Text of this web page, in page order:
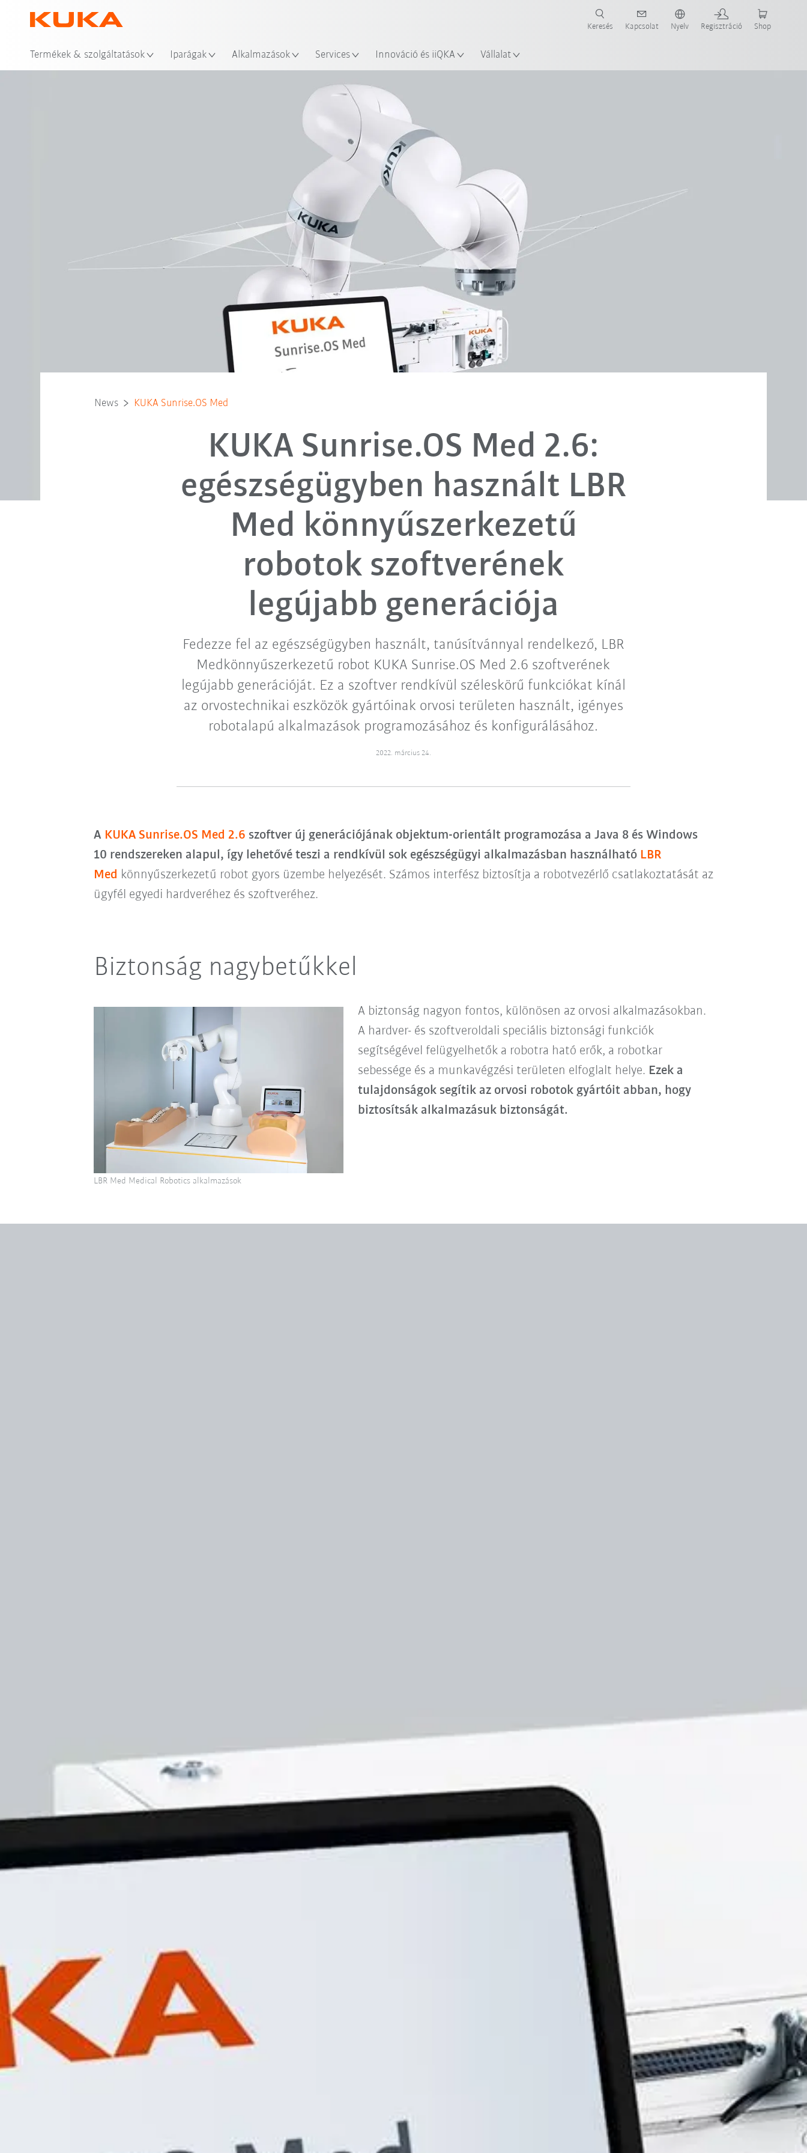
Termékek & szolgáltatások Iparágak Alkalmazások Services Innováció és iiQKA Vállalat
Keresés Kapcsolat Nyelv Regisztráció Shop
News KUKA Sunrise.OS Med
KUKA Sunrise.OS Med 2.6:
egészségügyben használt LBR
Med könnyűszerkezetű
robotok szoftverének
legújabb generációja
Fedezze fel az egészségügyben használt, tanúsítvánnyal rendelkező, LBR
Medkönnyűszerkezetű robot KUKA Sunrise.OS Med 2.6 szoftverének
legújabb generációját. Ez a szoftver rendkívül széleskörű funkciókat kínál
az orvostechnikai eszközök gyártóinak orvosi területen használt, igényes
robotalapú alkalmazások programozásához és konfigurálásához.
2022. március 24.
A KUKA Sunrise.OS Med 2.6 szoftver új generációjának objektum-orientált programozása a Java 8 és Windows
10 rendszereken alapul, így lehetővé teszi a rendkívül sok egészségügyi alkalmazásban használhatóLBR
Med könnyűszerkezetű robot gyors üzembe helyezését. Számos interfész biztosítja a robotvezérlő csatlakoztatását az
ügyfél egyedi hardveréhez és szoftveréhez.
Biztonság nagybetűkkel
A biztonság nagyon fontos, különösen az orvosi alkalmazásokban.
A hardver- és szoftveroldali speciális biztonsági funkciók
segítségével felügyelhetők a robotra ható erők, a robotkar
sebessége és a munkavégzési területen elfoglalt helye. Ezek a
tulajdonságok segítik az orvosi robotok gyártóit abban, hogy
biztosítsák alkalmazásuk biztonságát.
LBR Med Medical Robotics alkalmazások